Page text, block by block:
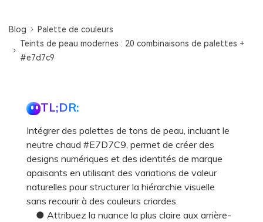
Blog
Palette de couleurs
Teints de peau modernes : 20 combinaisons de palettes +
#e7d7c9
TL;DR:
Intégrer des palettes de tons de peau, incluant le
neutre chaud #E7D7C9, permet de créer des
designs numériques et des identités de marque
apaisants en utilisant des variations de valeur
naturelles pour structurer la hiérarchie visuelle
sans recourir à des couleurs criardes.
● Attribuez la nuance la plus claire aux arrière-